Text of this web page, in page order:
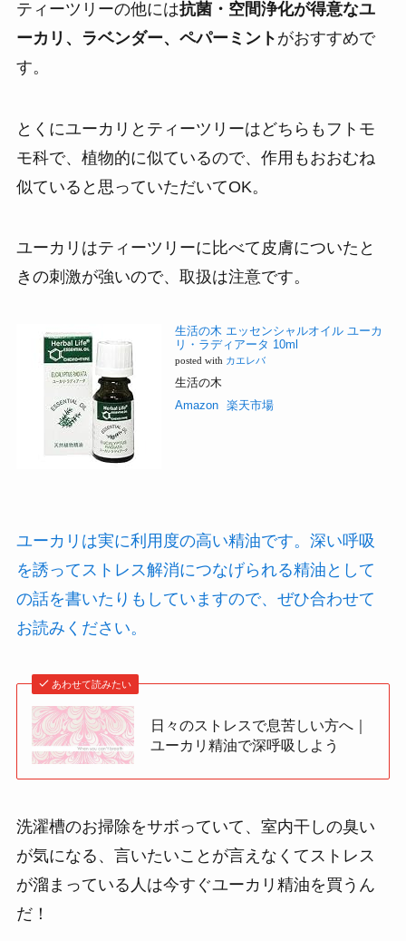
ティーツリーの他には抗菌・空間浄化が得意なユ
ーカリ、ラベンダー、ペパーミント がおすすめで
す。
とくにユーカリとティーツリーはどちらもフトモ
モ科で、植物的に似ているので、作用もおおむね
似ていると思っていただいてOK。
ユーカリはティーツリーに比べて皮膚についたと
きの刺激が強いので、取扱は注意です。
生活の木 エッセンシャルオイル ユーカ
リ・ラディアータ 10ml
posted with カエレバ
生活の木
Amazon
楽天市場
ユーカリは実に利用度の高い精油です。深い呼吸
を誘ってストレス解消につなげられる精油として
の話を書いたりもしていますので、ぜひ合わせて
お読みください。
あわせて読みたい
日々のストレスで息苦しい方へ｜
ユーカリ精油で深呼吸しよう
洗濯槽のお掃除をサボっていて、室内干しの臭い
が気になる、言いたいことが言えなくてストレス
が溜まっている人は今すぐユーカリ精油を買うん
だ！